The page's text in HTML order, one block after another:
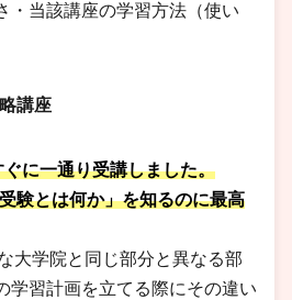
・当該講座の学習方法（使い
講座
に一通り受講しました。
験とは何か」を知るのに最高
大学院と同じ部分と異なる部
学習計画を立てる際にその違い